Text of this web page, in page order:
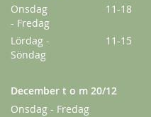
Onsdag
- Fredag
11-18
Lördag -
Söndag
11-15
December t o m 20/12
Onsdag - Fredag